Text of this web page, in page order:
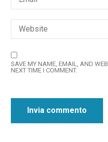
SAVE MY NAME, EMAIL, AND
NEXT TIME I COMMENT.